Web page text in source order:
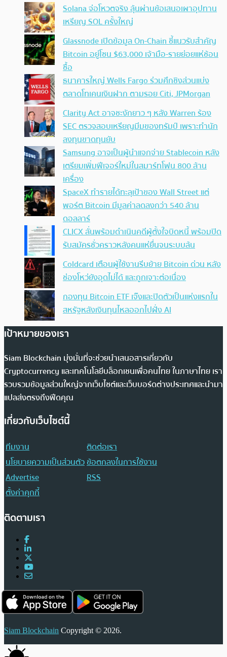
Solana จ่อโหวตจริง ลุ้นผ่านข้อเสนอเผาอุปทาน
เหรียญ SOL ครั้งใหญ่
Glassnode เปิดข้อมูล On-Chain ชี้แนวรับสำคัญ
Bitcoin อยู่โซน $63,000 เจ้ามือ-รายย่อยแห่ช้อน
ซื้อ
ธนาคารใหญ่ Wells Fargo ร่วมศึกชิงส่วนแบ่ง
ตลาดโทเคนเงินฝาก ตามรอย Citi, JPMorgan
Clarity Act อาจชะงักยาว ๆ หลัง Warren ร้อง
SEC ตรวจสอบเหรียญมีมของทรัมป์ เพราะทำนัก
ลงทุนขาดทุนยับ
Samsung อาจเป็นผู้นำแจกจ่าย Stablecoin หลัง
เตรียมเพิ่มฟีเจอร์ใหม่ในสมาร์ทโฟน 800 ล้าน
เครื่อง
SpaceX ทำรายได้ทะลุเป้าของ Wall Street แต่
พอร์ต Bitcoin มีมูลค่าลดลงกว่า 540 ล้าน
ดอลลาร์
CLICX ลั่นพร้อมดำเนินคดีผู้ตั้งใจบิดหนี้ พร้อมปิด
รับสมัครชั่วคราวหลังคนแห่ยื่นจนระบบล้น
Coldcard เตือนผู้ใช้งานรีบย้าย Bitcoin ด่วน หลัง
ช่องโหว่ยังอุดไม่ได้ และถูกเจาะต่อเนื่อง
กองทุน Bitcoin ETF เจ๊งและปิดตัวเป็นแห่งแรกใน
สหรัฐหลังเงินทุนไหลออกไปฝั่ง AI
เป้าหมายของเรา
Siam Blockchain มุ่งมั่นที่จะช่วยนำเสนอสารเกี่ยวกับ
Cryptocurrency และเทคโนโลยีบล็อกเชนเพื่อคนไทย ในภาษาไทย เรา
รวบรวมข้อมูลส่วนใหญ่จากเว็บไซต์และเว็บบอร์ดต่างประเทศและนำมา
แปลส่งตรงถึงฟีดคุณ
เกี่ยวกับเว็บไซต์นี้
ทีมงาน
ติดต่อเรา
นโยบายความเป็นส่วนตัวข้อตกลงในการใช้งาน
Advertise
RSS
ตั้งค่าคุกกี้
ติดตามเรา
Siam Blockchain Copyright © 2026.